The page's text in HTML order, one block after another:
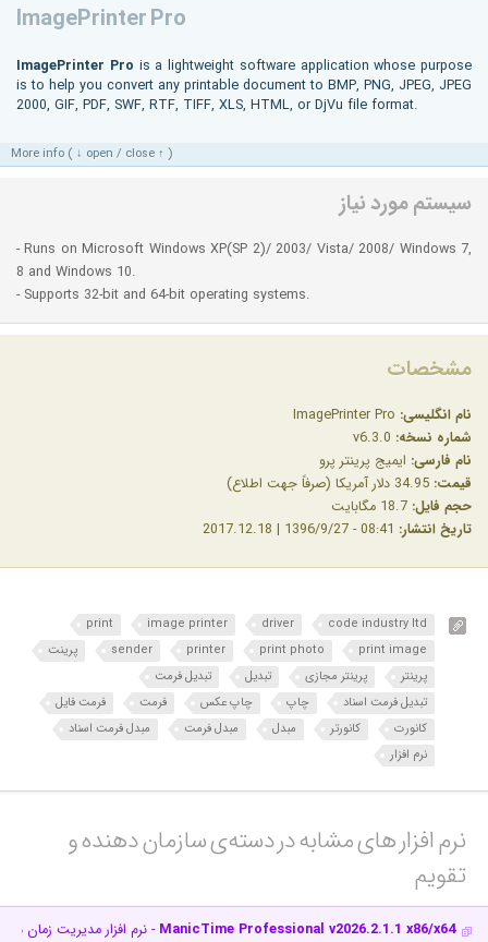
ImagePrinter Pro
ImagePrinter Pro is a lightweight software application whose purpose
is to help you convert any printable document to BMP, PNG, JPEG, JPEG
2000, GIF, PDF, SWF, RTF, TIFF, XLS, HTML, or DjVu file format.
More info ( ↓ open / close ↑ )
سیستم مورد نیاز
- Runs on Microsoft Windows XP(SP 2)/ 2003/ Vista/ 2008/ Windows 7,
8 and Windows 10.
- Supports 32-bit and 64-bit operating systems.
مشخصات
نام انگلیسی:
شماره نسخه:
نام فارسی: ایمیج پرینتر پرو
قیمت:
حجم فایل:
تاریخ انتشار:
code industry ltd
driver
image printer
print
print image
print photo
printer
sender
پرینت
پرینتر
پرینتر مجازی تبدیل
تبدیل فرمت
تبدیل فرمت اسناد
چاپ چاپ عکس فرمت
فرمت فایل
کانورت
کانورتر مبدل مبدل فرمت
مبدل فرمت اسناد
نرم افزار
نرم افزار های مشابه در دسته‌ی‌ سازمان دهنده و
تقویم‎
ManicTime Professional v2026.2.1.1 x86/x64 - نرم افزار مدیریت زمان در